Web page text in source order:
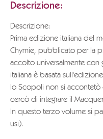
Descrizione:
Descrizione:
Prima edizione italiana del
Chymie, pubblicato per la
accolto universalmente con
italiana è basata
lo Scopoli non si
cercò di integrare il
In questo terzo volume si
usi).